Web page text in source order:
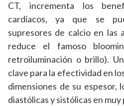
CT, incrementa los
cardíacos, ya que se
supresores de calcio en las
reduce el famoso
retroiluminación o brillo).
clave para la efectividad en
dimensiones de su espesor,
diastólicas y sistólicas en